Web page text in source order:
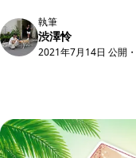
執筆
渋澤怜
2021年7月14日 公開 ・